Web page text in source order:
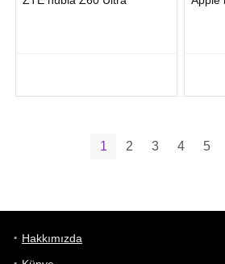
1 2 3 4 5
Hakkımızda